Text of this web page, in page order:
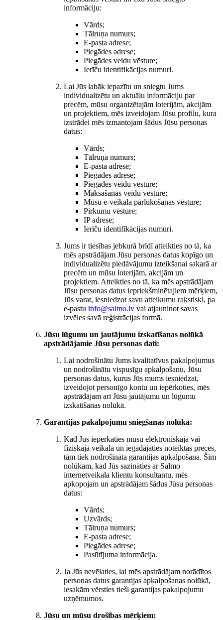
informāciju:
Vārds;
Tālruņa numurs;
E-pasta adrese;
Piegādes adrese;
Piegādes veidu vēsture;
Ierīču identifikācijas numuri.
Lai Jūs labāk iepazītu un sniegtu Jums
individualizētu un aktuālu informāciju par
precēm, mūsu organizētajām loterijām, akcijām
un projektiem, mēs izveidojam Jūsu profilu, kura
izstrādei mēs izmantojam šādus Jūsu personas
datus:
Vārds;
Tālruņa numurs;
E-pasta adrese;
Piegādes adrese;
Piegādes veidu vēsture;
Maksāšanas veidu vēsture;
Mūsu e-veikala pārlūkošanas vēsture;
Pirkumu vēsture;
IP adrese;
Ierīču identifikācijas numuri.
Jums ir tiesības jebkurā brīdī atteikties no tā, ka
mēs apstrādājam Jūsu personas datus kopīgo un
individualizētu piedāvājumu izteikšanai sakarā ar
precēm un mūsu loterijām, akcijām un
projektiem. Atteikties no tā, ka mēs apstrādājam
Jūsu personas datus iepriekšminētajiem mērķiem,
Jūs varat, iesniedzot savu atteikumu rakstiski, pa
e-pastu info@salmo.lv vai atjauninot savas
izvēles savā reģistrācijas formā.
Jūsu lūgumu un jautājumu izskatīšanas nolūkā
apstrādājamie Jūsu personas dati:
Lai nodrošinātu Jums kvalitatīvus pakalpojumus
un nodrošinātu vispusīgu apkalpošanu, Jūsu
personas datus, kurus Jūs mums iesniedzat,
izveidojot personīgo kontu un iepērkoties, mēs
apstrādājam arī Jūsu jautājumu un lūgumu
izskatīšanas nolūkā.
Garantijas pakalpojumu sniegšanas nolūkā:
Kad Jūs iepērkaties mūsu elektroniskajā vai
fiziskajā veikalā un iegādājaties noteiktas preces,
tām tiek nodrošināta garantijas apkalpošana. Šim
nolūkam, kad Jūs sazināties ar Salmo
internetveikala klientu konsultantu, mēs
apkopojam un apstrādājam šādus Jūsu personas
datus:
Vārds;
Uzvārds;
Tālruņa numurs;
E-pasta adrese;
Piegādes adrese;
Pasūtījuma informācija.
Ja Jūs nevēlaties, lai mēs apstrādājam norādītos
personas datus garantijas apkalpošanas nolūkā,
iesakām vērsties tieši garantijas pakalpojumu
uzņēmumos.
Jūsu un mūsu drošības mērķiem: